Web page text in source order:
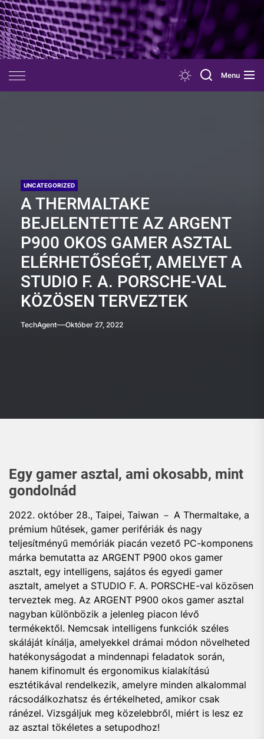
Skip
to
the
content
Menu
UNCATEGORIZED
A THERMALTAKE
BEJELENTETTE AZ ARGENT
P900 OKOS GAMER ASZTAL
ELÉRHETŐSÉGÉT, AMELYET A
STUDIO F. A. PORSCHE-VAL
KÖZÖSEN TERVEZTEK
TechAgent Október 27, 2022
Egy gamer asztal, ami okosabb, mint
gondolnád
2022. október 28., Taipei, Taiwan － A Thermaltake, a
prémium hűtések, gamer perifériák és nagy
teljesítményű memóriák piacán vezető PC-komponens
márka bemutatta az ARGENT P900 okos gamer
asztalt, egy intelligens, sajátos és egyedi gamer
asztalt, amelyet a STUDIO F. A. PORSCHE-val közösen
terveztek meg. Az ARGENT P900 okos gamer asztal
nagyban különbözik a jelenleg piacon lévő
termékektől. Nemcsak intelligens funkciók széles
skáláját kínálja, amelyekkel drámai módon növelheted
hatékonyságodat a mindennapi feladatok során,
hanem kifinomult és ergonomikus kialakítású
esztétikával rendelkezik, amelyre minden alkalommal
rácsodálkozhatsz és értékelheted, amikor csak
ránézel. Vizsgáljuk meg közelebbről, miért is lesz ez
az asztal tökéletes a setupodhoz!